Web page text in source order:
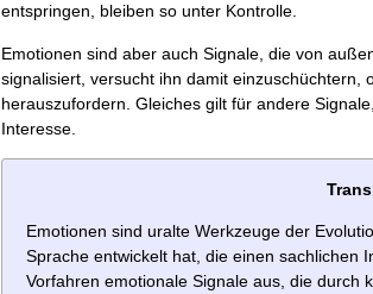
entspringen, bleiben so unter Kontrolle.
Emotionen sind aber auch Signale, die von
signalisiert, versucht ihn damit einzuschüchtern,
herauszufordern. Gleiches gilt für andere
Interesse.
Emotionen sind uralte Werkzeuge der
Sprache entwickelt hat, die einen sachlichen
Vorfahren emotionale Signale aus, die durch